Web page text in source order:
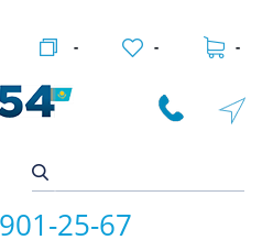
- - -
25-67